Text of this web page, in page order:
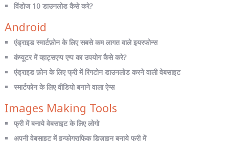
विंडोज 10 डाउनलोड कैसे करे?
Android
एंड्राइड स्मार्टफ़ोन के लिए सबसे कम लागत वाले इयरफोन्स
कंप्यूटर में व्हाट्सएप्प एप्प का उपयोग कैसे करे?
एंड्राइड फ़ोन के लिए फ्री में रिंगटोन डाउनलोड करने वाली वेबसाइट
स्मार्टफोन के लिए वीडियो बनाने वाला ऐप्स
Images Making Tools
फ्री में बनाये वेबसाइट के लिए लोगो
अपनी वेबसाइट में इन्फोग्राफिक डिज़ाइन बनाये फ्री में